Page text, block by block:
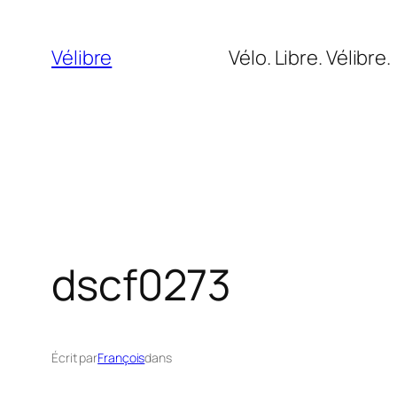
contenu
Vélibre Vélo. Libre. Vélibre.
dscf0273
Écrit parFrançoisdans